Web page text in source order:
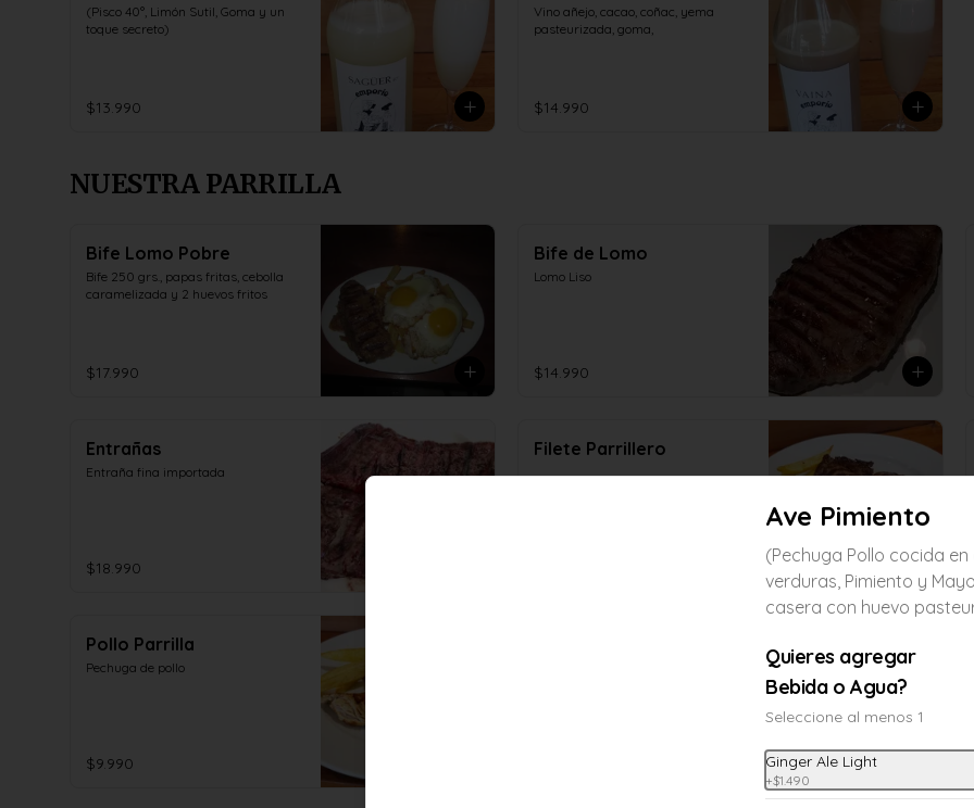
(Pisco 40°, Limón Sutil, Goma y un
toque secreto)
$13.990
Vino añejo, cacao, coñac, yema
pasteurizada, goma,
$14.990
NUESTRA PARRILLA
Bife Lomo Pobre
Bife 250 grs., papas fritas, cebolla
caramelizada y 2 huevos fritos
$17.990
Bife de Lomo
Lomo Liso
$14.990
Entrañas
Entraña fina importada
$18.990
Filete Parrillero
Pollo Parrilla
Pechuga de pollo
$9.990
Ave Pimiento
(Pechuga Pollo cocida
verduras, Pimiento y
casera con huevo
Quieres agregar
Bebida o Agua?
Seleccione al menos 1
Ginger Ale Light
+$1.490